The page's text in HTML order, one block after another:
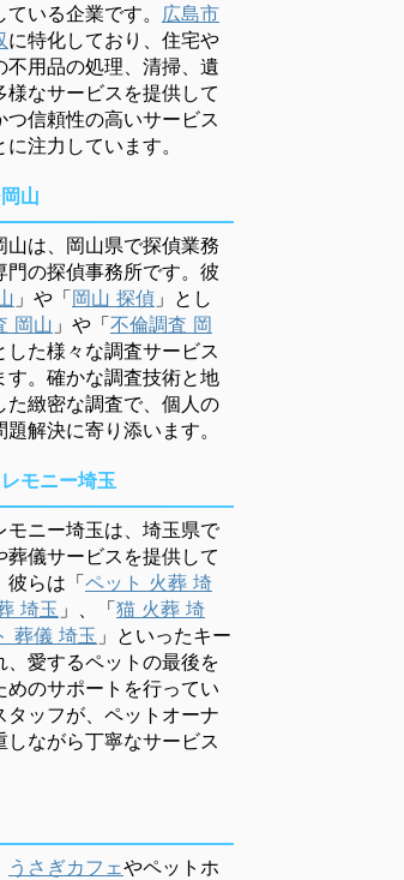
いる企業です。 広島市
に特化しており、住宅や
不用品の処理、清掃、遺
様なサービスを提供して
つ信頼性の高いサービス
注力しています。
山
山は、岡山県で探偵業務
門の探偵事務所です。彼
」や「岡山 探偵 」とし
岡山 」や「不倫調査 岡
した様々な調査サービス
す。確かな調査技術と地
た緻密な調査で、個人の
解決に寄り添います。
モニー埼玉
モニー埼玉は、埼玉県で
葬儀サービスを提供して
彼らは「ペット 火葬 埼
埼玉 」、「猫 火葬 埼
葬儀 埼玉 」といったキー
、愛するペットの最後を
めのサポートを行ってい
タッフが、ペットオーナ
しながら丁寧なサービス
うさぎカフェやペットホ